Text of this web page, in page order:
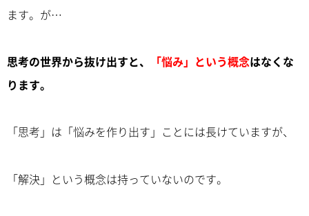
ます。が…
思考の世界から抜け出すと、 「悩み」という概念はなくな
ります。
「思考」は「悩みを作り出す」ことには長けていますが、
「解決」という概念は持っていないのです。